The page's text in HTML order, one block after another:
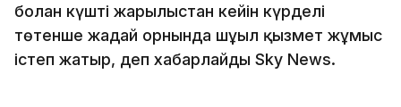
болған күшті жарылыстан кейін күрделі
төтенше жағдай орнында шұғыл қызмет жұмыс
істеп жатыр, деп хабарлайды Sky News.